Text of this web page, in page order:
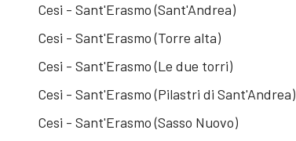
Cesi - Sant'Erasmo (Sant'Andrea)
Cesi - Sant'Erasmo (Torre alta)
Cesi - Sant'Erasmo (Le due torri)
Cesi - Sant'Erasmo (Pilastri di Sant'Andrea)
Cesi - Sant'Erasmo (Sasso Nuovo)